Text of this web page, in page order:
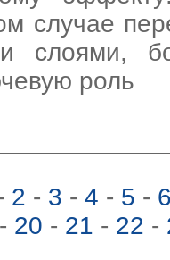
случае
слоями,
роль
2 - 3 - 4 - 5 -
- 20 - 21 - 22 -